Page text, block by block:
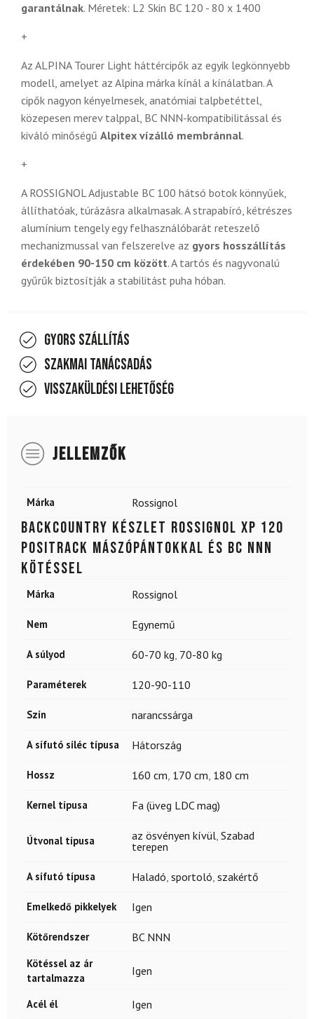
garantálnak. Méretek: L2 Skin BC 120 - 80 x 1400
+
Az ALPINA Tourer Light háttércipők az egyik legkönnyebb
modell, amelyet az Alpina márka kínál a kínálatban. A
cipők nagyon kényelmesek, anatómiai talpbetéttel,
közepesen merev talppal, BC NNN-kompatibilitással és
kiváló minőségű Alpitex vízálló membránnal.
+
A ROSSIGNOL Adjustable BC 100 hátsó botok könnyűek,
állíthatóak, túrázásra alkalmasak. A strapabíró, kétrészes
alumínium tengely egy felhasználóbarát reteszelő
mechanizmussal van felszerelve az gyors hosszállítás
érdekében 90-150 cm között. A tartós és nagyvonalú
gyűrűk biztosítják a stabilitást puha hóban.
Gyors szállítás
Szakmai tanácsadás
Visszaküldési lehetőség
JELLEMZŐK
Márka Rossignol
Backcountry készlet ROSSIGNOL XP 120
Positrack mászópántokkal és BC NNN
kötéssel
Márka Rossignol
Nem Egynemű
A súlyod 60-70 kg, 70-80 kg
Paraméterek 120-90-110
Szín narancssárga
A sífutó síléc típusa Hátország
Hossz 160 cm, 170 cm, 180 cm
Kernel típusa Fa (üveg LDC mag)
Útvonal típusa az ösvényen kívül, Szabad
terepen
A sífutó típusa Haladó, sportoló, szakértő
Emelkedő pikkelyek Igen
Kötőrendszer BC NNN
Kötéssel az ár
tartalmazza
Igen
Acél él Igen